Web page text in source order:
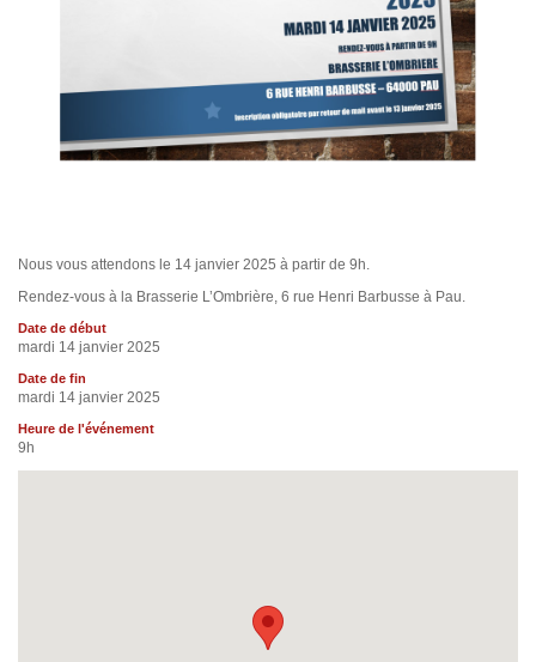
Nous vous attendons le 14 janvier 2025 à partir de 9h.
Rendez-vous à la Brasserie L’Ombrière, 6 rue Henri Barbusse à Pau.
Date de début
mardi 14 janvier 2025
Date de fin
mardi 14 janvier 2025
Heure de l'événement
9h